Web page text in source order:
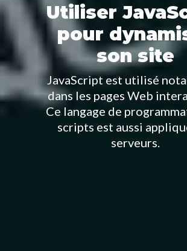
Utiliser
pour
son site
JavaScript est utilisé
dans les pages Web
Ce langage de
scripts est aussi
serveurs.